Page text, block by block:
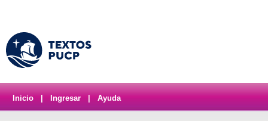
Inicio Ingresar Ayuda